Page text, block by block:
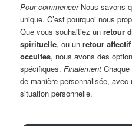
Pour commencerNous savons
unique. C’est pourquoi nous
Que vous souhaitiez unretour
spirituelle, ou unretoura
occultes, nous avons des
spécifiques.Finalement Chaque
de manière personnalisée,
situation personnelle.